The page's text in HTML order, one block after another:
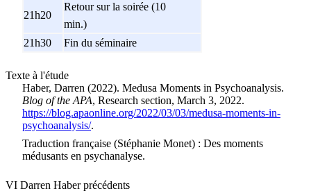
21h20
Retour sur la soirée (10
min.)
21h30
Fin du séminaire
Texte à l'étude
Haber, Darren (2022). Medusa Moments in Psychoanalysis.
Blog of the APA, Research section, March 3, 2022.
https://blog.apaonline.org/2022/03/03/medusa-moments-in-
psychoanalysis/.
Traduction française (Stéphanie Monet) : Des moments
médusants en psychanalyse.
VI Darren Haber précédents